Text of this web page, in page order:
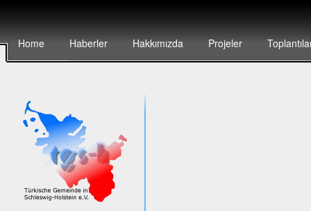
Home Haberler Hakkımızda Projeler